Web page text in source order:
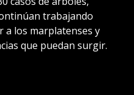
trabajando
a los marplatenses y
que puedan surgir.